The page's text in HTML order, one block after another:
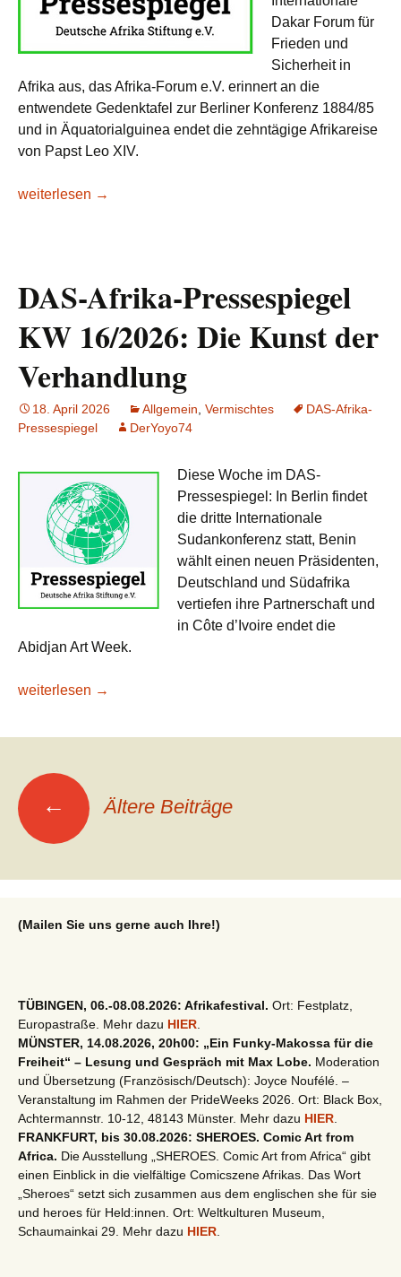
Dakar Forum für
Frieden und
Sicherheit in
Afrika aus, das Afrika-Forum e.V. erinnert an die
entwendete Gedenktafel zur Berliner Konferenz 1884/85
und in Äquatorialguinea endet die zehntägige Afrikareise
von Papst Leo XIV.
DAS-Afrika-Pressespiegel KW 17/2026: Im Streben nach
weiterlesen →
DAS-Afrika-Pressespiegel
KW 16/2026: Die Kunst der
Verhandlung
18. April 2026 Allgemein Vermischtes
DAS-Afrika-
Pressespiegel
DerYoyo74
Diese Woche im DAS-
Pressespiegel: In Berlin findet
die dritte Internationale
Sudankonferenz statt, Benin
wählt einen neuen Präsidenten,
Deutschland und Südafrika
vertiefen ihre Partnerschaft und
in Côte d’Ivoire endet die
Abidjan Art Week.
DAS-Afrika-Pressespiegel KW 16/2026: Die Kunst der
weiterlesen →
Beitragsnavigation
← Ältere Beiträge
(Mailen Sie uns gerne auch Ihre!)
TÜBINGEN, 06.-08.08.2026: Afrikafestival. Ort: Festplatz,
Europastraße. Mehr dazu HIER
MÜNSTER, 14.08.2026, 20h00: „Ein Funky-Makossa für die
Freiheit“ – Lesung und Gespräch mit Max Lobe. Moderation
und Übersetzung (Französisch/Deutsch): Joyce Noufélé. –
Veranstaltung im Rahmen der PrideWeeks 2026. Ort: Black Box,
Achtermannstr. 10-12, 48143 Münster. Mehr dazu HIER
FRANKFURT, bis 30.08.2026: SHEROES. Comic Art from
Africa. Die Ausstellung „SHEROES. Comic Art from Africa“ gibt
einen Einblick in die vielfältige Comicszene Afrikas. Das Wort
„Sheroes“ setzt sich zusammen aus dem englischen she für sie
und heroes für Held:innen. Ort: Weltkulturen Museum,
Schaumainkai 29. Mehr dazu HIER